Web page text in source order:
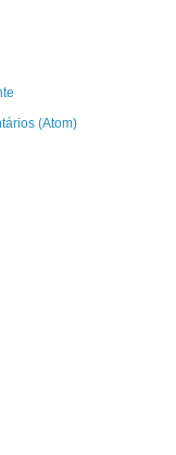
(Atom)